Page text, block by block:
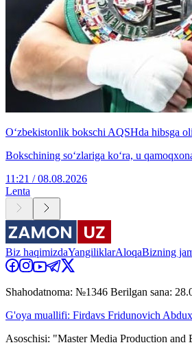
O‘zbekistonlik bokschi AQSHda hibsga
Bokschining so‘zlariga ko‘ra, u
11:21 / 08.08.2026
Lenta
Biz haqimizdaYangiliklarAloqaBizning
Shahodatnoma: №1346 Berilgan sana:
G'oya muallifi: Firdavs Fridunovich
Asoschisi: "Master Media Production and